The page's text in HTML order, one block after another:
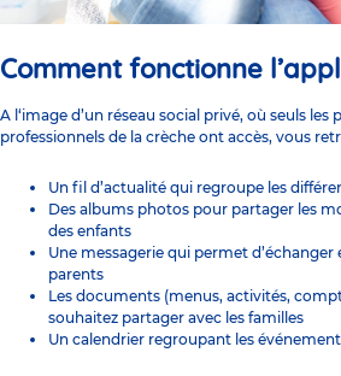
Comment fonctionne
A l‘image d’un réseau social privé, où seuls les
professionnels de la crèche ont accès, vous
Un fil d’actualité qui regroupe les
Des albums photos pour partager les
des enfants
Une messagerie qui permet d’échanger
parents
Les documents (menus, activités,
souhaitez partager avec les familles
Un calendrier regroupant les